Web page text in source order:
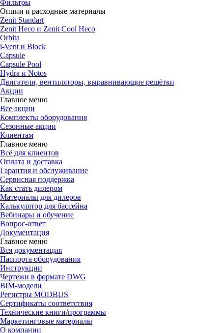
Фильтры
Опции и расходные материалы
Zenit Standart
Zenit Heco и Zenit Cool Heco
Orbita
i-Vent и Block
Capsule
Capsule Pool
Hydra и Notos
Двигатели, вентиляторы, выравнивающие решётки
Акции
Главное меню
Все акции
Комплекты оборудования
Сезонные акции
Клиентам
Главное меню
Всё для клиентов
Оплата и доставка
Гарантия и обслуживание
Сервисная поддержка
Как стать дилером
Материалы для дилеров
Калькулятор для бассейна
Вебинары и обучение
Вопрос-ответ
Документация
Главное меню
Вся документация
Паспорта оборудования
Инструкции
Чертежи в формате DWG
BIM-модели
Регистры MODBUS
Сертификаты соответствия
Технические книги/программы
Маркетинговые материалы
О компании